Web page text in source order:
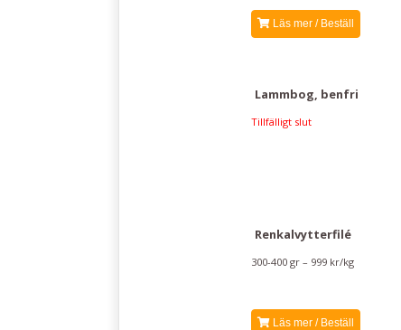
Läs mer / Beställ
Lammbog, benfri
Tillfälligt slut
Renkalvytterfilé
300-400 gr – 999 kr/kg
Läs mer / Beställ